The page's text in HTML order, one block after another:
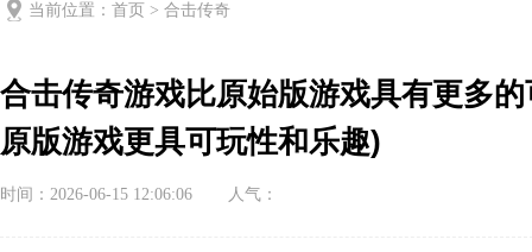
当前位置： 首页 > 合击传奇
合击传奇游戏比原始版游戏具有更多
原版游戏更具可玩性和乐趣)
时间：2026-06-15 12:06:06 人气：